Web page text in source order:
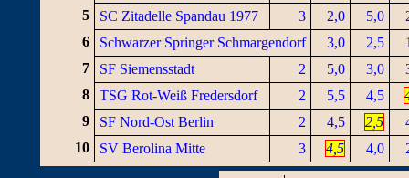
5
SC Zitadelle Spandau 1977 3 2,0 5,0
6
Schwarzer Springer Schmargendorf 3,0 2,5
7
SF Siemensstadt 2 5,0 3,0
8
TSG Rot-Weiß Fredersdorf 2 5,5 4,5
9
SF Nord-Ost Berlin 2 4,5 2,5
10
SV Berolina Mitte 3 4,5 4,0